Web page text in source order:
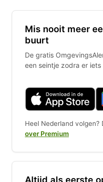
Mis nooit meer
buurt
De gratis
een seintje zodra er
Heel Nederland volgen?
over Premium
Altijd als eerste